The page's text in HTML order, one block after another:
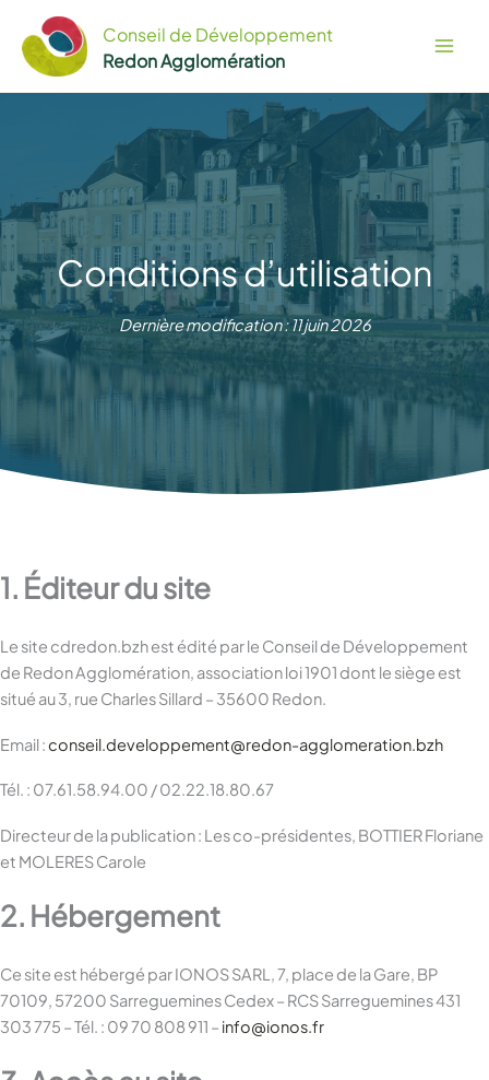
contenu
Conseil de Développement
Redon Agglomération
Conditions d’utilisation
Dernière modification : 11 juin 2026
1. Éditeur du site
Le site cdredon.bzh est édité par le Conseil de Développement
de Redon Agglomération, association loi 1901 dont le siège est
situé au 3, rue Charles Sillard – 35600 Redon.
Email :conseil.developpement@redon-agglomeration.bzh
Tél. : 07.61.58.94.00 / 02.22.18.80.67
Directeur de la publication : Les co-présidentes, BOTTIER Floriane
et MOLERES Carole
2. Hébergement
Ce site est hébergé par IONOS SARL, 7, place de la Gare, BP
70109, 57200 Sarreguemines Cedex – RCS Sarreguemines 431
303 775 – Tél. : 09 70 808 911 – info@ionos.fr